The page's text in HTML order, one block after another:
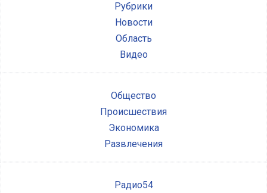
Рубрики
Новости
Область
Видео
Общество
Происшествия
Экономика
Развлечения
Радио54